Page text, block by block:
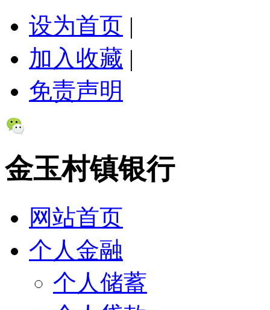
设为首页 |
加入收藏 |
免责声明
金玉村镇银行
网站首页
个人金融
个人储蓄